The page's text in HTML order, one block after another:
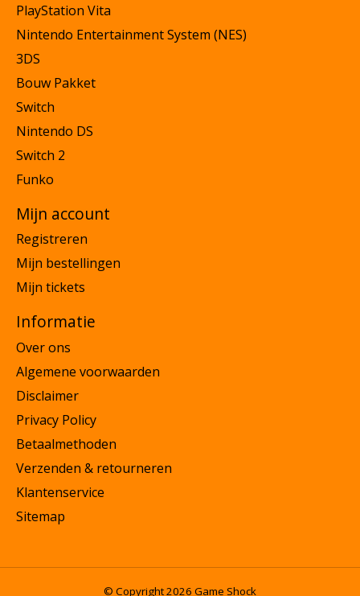
PlayStation Vita
Nintendo Entertainment System (NES)
3DS
Bouw Pakket
Switch
Nintendo DS
Switch 2
Funko
Mijn account
Registreren
Mijn bestellingen
Mijn tickets
Informatie
Over ons
Algemene voorwaarden
Disclaimer
Privacy Policy
Betaalmethoden
Verzenden & retourneren
Klantenservice
Sitemap
© Copyright 2026 Game Shock